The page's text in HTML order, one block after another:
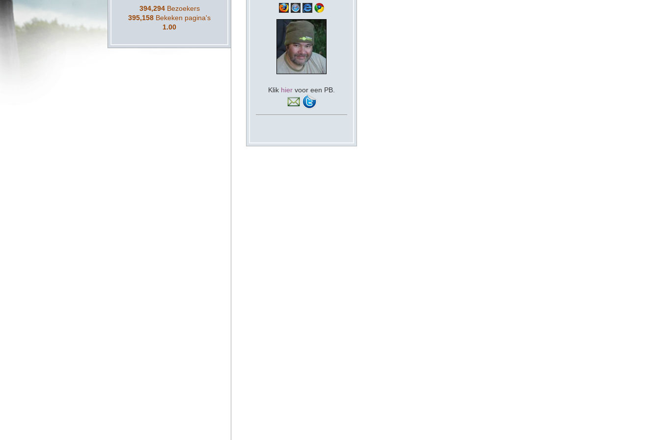
394,294 Bezoekers
395,158 Bekeken pagina's
1.00
Klik hier voor een PB.